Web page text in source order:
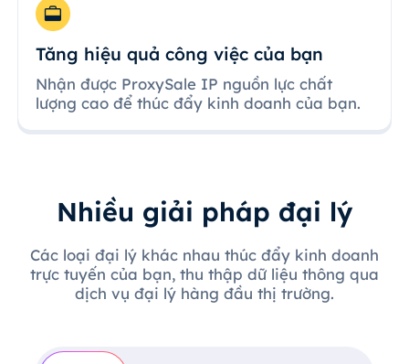
Tăng hiệu quả công việc của bạn
Nhận được ProxySale IP nguồn lực chất
lượng cao để thúc đẩy kinh doanh của bạn.
Nhiều giải pháp đại lý
Các loại đại lý khác nhau thúc đẩy kinh doanh
trực tuyến của bạn, thu thập dữ liệu thông qua
dịch vụ đại lý hàng đầu thị trường.